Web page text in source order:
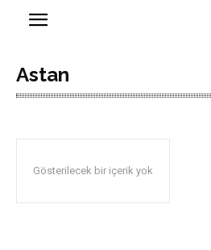
Astan
Gösterilecek bir içerik yok